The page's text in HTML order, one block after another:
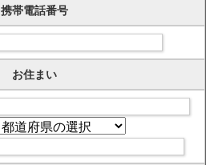
携帯電話番号
お住まい